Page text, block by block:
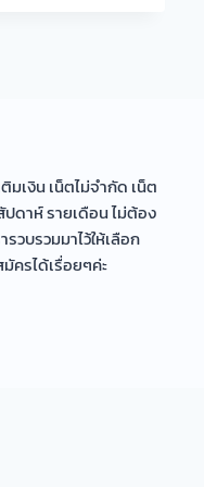
มเงิน เน็ตไม่จำกัด เน็ต
ดาห์ รายเดือน ไม่ต้อง
วบรวมมาไว้ให้เลือก
ครได้เรื่อยๆค่ะ